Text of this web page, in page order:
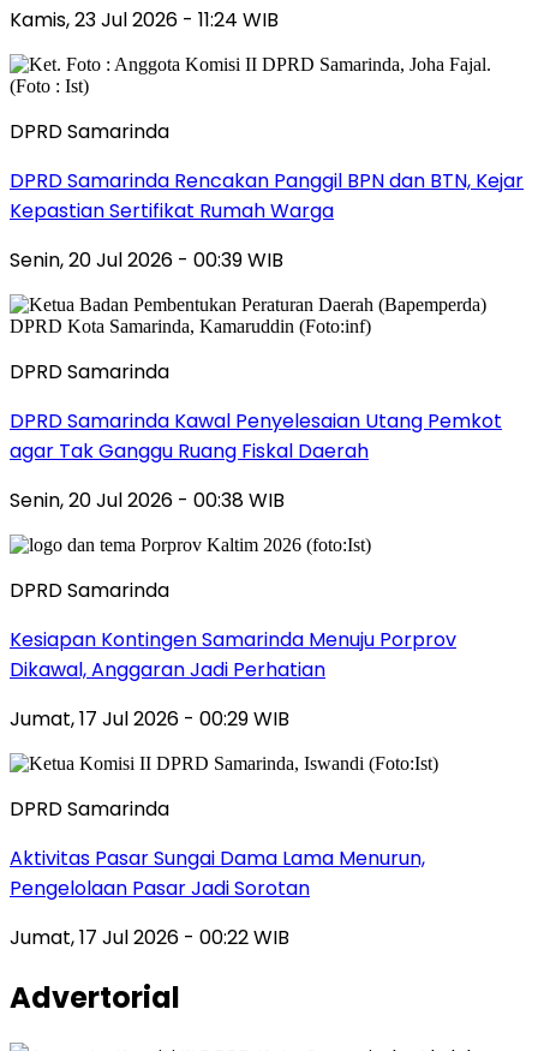
Kamis, 23 Jul 2026 - 11:24 WIB
DPRD Samarinda
DPRD Samarinda Rencakan Panggil BPN dan BTN, Kejar
Kepastian Sertifikat Rumah Warga
Senin, 20 Jul 2026 - 00:39 WIB
DPRD Samarinda
DPRD Samarinda Kawal Penyelesaian Utang Pemkot
agar Tak Ganggu Ruang Fiskal Daerah
Senin, 20 Jul 2026 - 00:38 WIB
DPRD Samarinda
Kesiapan Kontingen Samarinda Menuju Porprov
Dikawal, Anggaran Jadi Perhatian
Jumat, 17 Jul 2026 - 00:29 WIB
DPRD Samarinda
Aktivitas Pasar Sungai Dama Lama Menurun,
Pengelolaan Pasar Jadi Sorotan
Jumat, 17 Jul 2026 - 00:22 WIB
Advertorial